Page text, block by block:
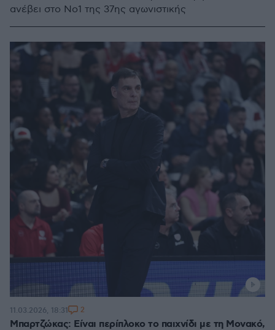
ανέβει στο Νο1 της 37ης αγωνιστικής
Μπαρτζώκας: Είναι περίπλοκο το παιχνίδι με τη Μονακό,
11.03.2026, 18:31 2